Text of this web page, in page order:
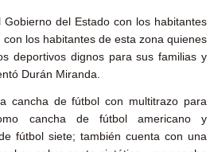
Gobierno del Estado con los habitantes
los habitantes de esta zona quienes
deportivos dignos para sus familias y
Durán Miranda.
cancha de fútbol con multitrazo para
cancha de fútbol americano y
fútbol siete; también cuenta con una